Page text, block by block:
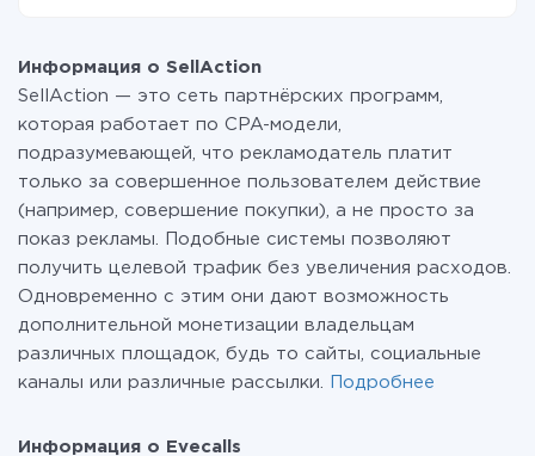
перейти на платный, при необходимости. Подробнее
отарифах
Информация о SellAction
SellAction — это сеть партнёрских программ,
которая работает по CPA-модели,
подразумевающей, что рекламодатель платит
только за совершенное пользователем действие
(например, совершение покупки), а не просто за
показ рекламы. Подобные системы позволяют
получить целевой трафик без увеличения расходов.
Одновременно с этим они дают возможность
дополнительной монетизации владельцам
различных площадок, будь то сайты, социальные
каналы или различные рассылки.
Подробнее
Информация о Evecalls